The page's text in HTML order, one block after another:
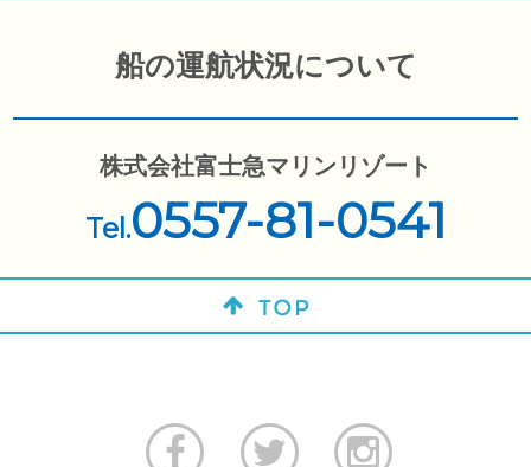
船の運航状況について
株式会社富士急マリンリゾート
Tel.0557-81-0541